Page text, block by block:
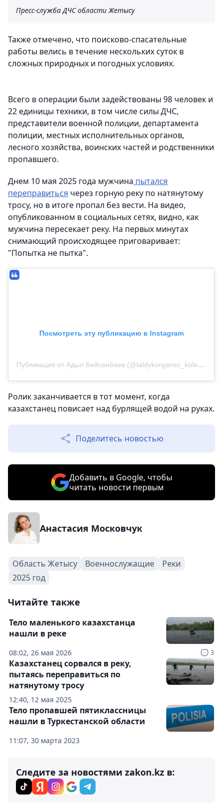
Пресс-служба ДЧС области Жетысу
Также отмечено, что поисково-спасательные
работы велись в течение нескольких суток в
сложных природных и погодных условиях.
Всего в операции были задействованы 98 человек и
22 единицы техники, в том числе силы ДЧС,
представители военной полиции, департамента
полиции, местных исполнительных органов,
лесного хозяйства, воинских частей и родственники
пропавшего.
Днем 10 мая 2025 года мужчина пытался
переправиться через горную реку по натянутому
тросу, но в итоге пропал без вести. На видео,
опубликованном в социальных сетях, видно, как
мужчина пересекает реку. На первых минутах
снимающий происходящее приговаривает:
"Попытка не пытка".
Посмотреть эту публикацию в Instagram
Публикация от Адыл Бейсенбаев (@taldykorganec_kolesa)
Ролик заканчивается в тот момент, когда
казахстанец повисает над бурлящей водой на руках.
Поделитесь новостью
Добавить в Google, чтобы
читать новости первым
Анастасия Московчук
Область Жетысу Военнослужащие
Реки
2025 год
Читайте также
08:02, 26 мая 2026 3
Тело маленького казахстанца
нашли в реке
12:40, 12 мая 2025
Казахстанец сорвался в реку,
пытаясь переправиться по
натянутому тросу
11:07, 30 марта 2023
Тело пропавшей пятиклассницы
нашли в Туркестанской области
Следите за новостями zakon.kz в: